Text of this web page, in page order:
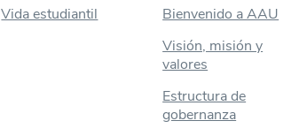
Vida estudiantil
Bienvenido a AAU
Visión, misión y
valores
Estructura de
gobernanza